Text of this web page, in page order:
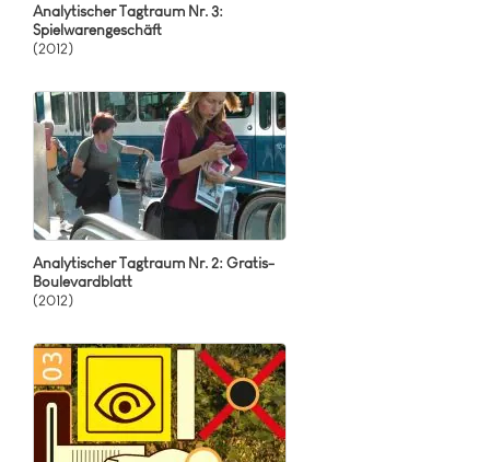
Analytischer Tagtraum Nr. 3:
Spielwarengeschäft
(2012)
Analytischer Tagtraum Nr. 2: Gratis-
Boulevardblatt
(2012)